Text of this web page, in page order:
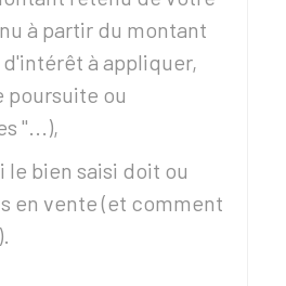
à partir du montant
à appliquer,
poursuite ou
"...),
le bien saisi doit ou
en vente (et comment